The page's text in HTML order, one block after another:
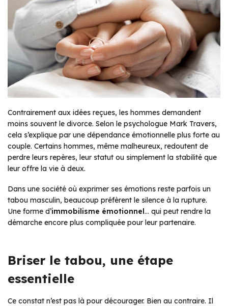
Contrairement aux idées reçues, les hommes demandent
moins souvent le divorce. Selon le psychologue Mark Travers,
cela s’explique par une dépendance émotionnelle plus forte au
couple. Certains hommes, même malheureux, redoutent de
perdre leurs repères, leur statut ou simplement la stabilité que
leur offre la vie à deux.
Dans une société où exprimer ses émotions reste parfois un
tabou masculin, beaucoup préfèrent le silence à la rupture.
Une forme d’immobilisme émotionnel… qui peut rendre la
démarche encore plus compliquée pour leur partenaire.
Briser le tabou, une étape
essentielle
Ce constat n’est pas là pour décourager. Bien au contraire. Il